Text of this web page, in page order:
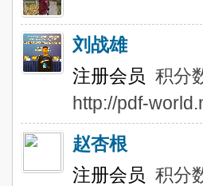
刘战雄
注册会员 积分
http://pdf-
赵杏根
注册会员 积分